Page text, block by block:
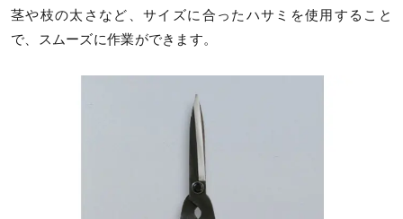
茎や枝の太さなど、サイズに合ったハサミを使用すること
で、スムーズに作業ができます。